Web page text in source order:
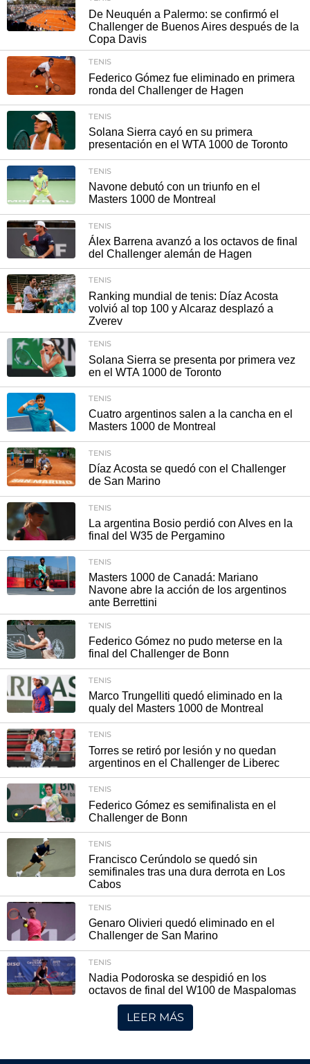
De Neuquén a Palermo: se confirmó el
Challenger de Buenos Aires después de la
Copa Davis
TENIS
Federico Gómez fue eliminado en primera
ronda del Challenger de Hagen
TENIS
Solana Sierra cayó en su primera
presentación en el WTA 1000 de Toronto
TENIS
Navone debutó con un triunfo en el
Masters 1000 de Montreal
TENIS
Álex Barrena avanzó a los octavos de final
del Challenger alemán de Hagen
TENIS
Ranking mundial de tenis: Díaz Acosta
volvió al top 100 y Alcaraz desplazó a
Zverev
TENIS
Solana Sierra se presenta por primera vez
en el WTA 1000 de Toronto
TENIS
Cuatro argentinos salen a la cancha en el
Masters 1000 de Montreal
TENIS
Díaz Acosta se quedó con el Challenger
de San Marino
TENIS
La argentina Bosio perdió con Alves en la
final del W35 de Pergamino
TENIS
Masters 1000 de Canadá: Mariano
Navone abre la acción de los argentinos
ante Berrettini
TENIS
Federico Gómez no pudo meterse en la
final del Challenger de Bonn
TENIS
Marco Trungelliti quedó eliminado en la
qualy del Masters 1000 de Montreal
TENIS
Torres se retiró por lesión y no quedan
argentinos en el Challenger de Liberec
TENIS
Federico Gómez es semifinalista en el
Challenger de Bonn
TENIS
Francisco Cerúndolo se quedó sin
semifinales tras una dura derrota en Los
Cabos
TENIS
Genaro Olivieri quedó eliminado en el
Challenger de San Marino
TENIS
Nadia Podoroska se despidió en los
octavos de final del W100 de Maspalomas
LEER MÁS